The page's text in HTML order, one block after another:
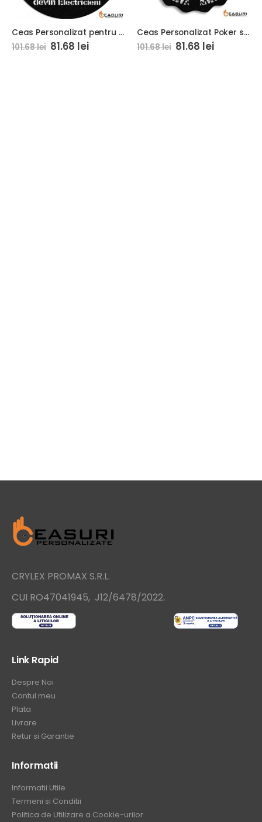
Ceas Personalizat pentru Electrician 01
101.68lei 81.68 lei
Ceas Personalizat Poker si Barman
101.68lei 81.68 lei
CRYLEX PROMAX S.R.L.
CUI RO47041945, J12/6478/2022.
Link Rapid
Despre Noi
Contul meu
Plata
Livrare
Retur si Garantie
Informatii
Informatii Utile
Termeni si Conditii
Politica de Utilizare a Cookie-urilor